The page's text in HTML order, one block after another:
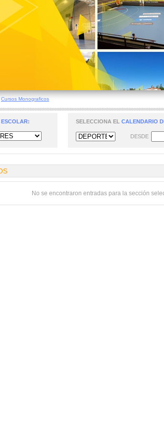
Cursos Monograficos
SELECCIONA EL CALENDARIO
DESDE
No se encontraron entradas para la sección